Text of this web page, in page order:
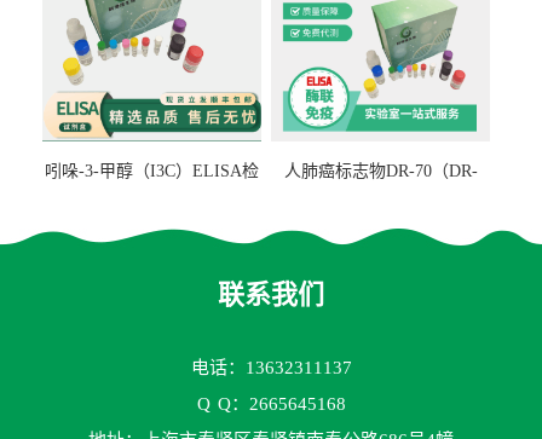
吲哚-3-甲醇（I3C）ELISA检
人肺癌标志物DR-70（DR-
联系我们
电话：13632311137
Q Q：2665645168